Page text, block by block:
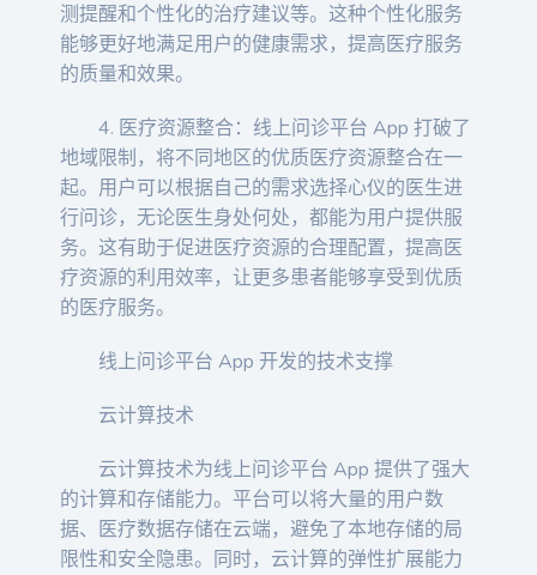
测提醒和个性化的治疗建议等。这种个性化服务
能够更好地满足用户的健康需求，提高医疗服务
的质量和效果。
4. 医疗资源整合：线上问诊平台 App 打破了
地域限制，将不同地区的优质医疗资源整合在一
起。用户可以根据自己的需求选择心仪的医生进
行问诊，无论医生身处何处，都能为用户提供服
务。这有助于促进医疗资源的合理配置，提高医
疗资源的利用效率，让更多患者能够享受到优质
的医疗服务。
线上问诊平台 App 开发的技术支撑
云计算技术
云计算技术为线上问诊平台 App 提供了强大
的计算和存储能力。平台可以将大量的用户数
据、医疗数据存储在云端，避免了本地存储的局
限性和安全隐患。同时，云计算的弹性扩展能力